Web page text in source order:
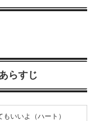
らすじ
いいよ（ハート）